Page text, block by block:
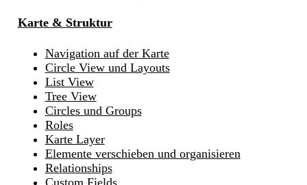
Karte & Struktur
Navigation auf der Karte
Circle View und Layouts
List View
Tree View
Circles und Groups
Roles
Karte Layer
Elemente verschieben und organisieren
Relationships
Custom Fields